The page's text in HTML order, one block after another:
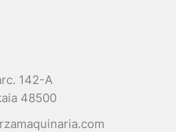
142-A
48500